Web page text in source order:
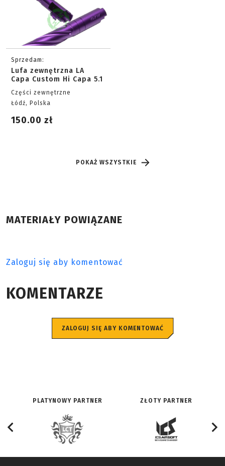
Sprzedam:
Lufa zewnętrzna LA
Capa Custom Hi Capa 5.1
Części zewnętrzne
Łódź, Polska
150.00 zł
POKAŻ WSZYSTKIE
MATERIAŁY POWIĄZANE
Zaloguj się aby komentować
KOMENTARZE
ZALOGUJ SIĘ ABY KOMENTOWAĆ
PLATYNOWY PARTNER ZŁOTY PARTNER